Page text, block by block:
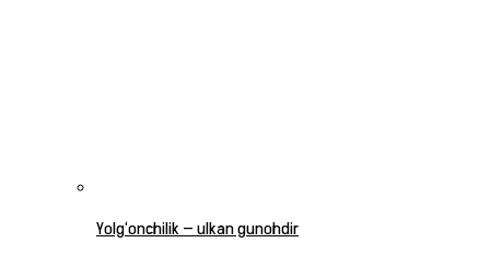
Yolg‘onchilik — ulkan gunohdir